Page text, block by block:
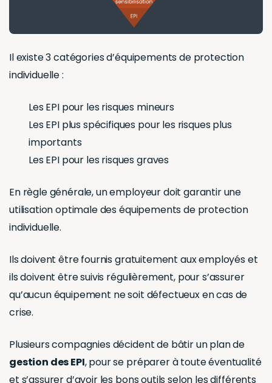
Il existe 3 catégories d’équipements de protection
individuelle :
Les EPI pour les risques mineurs
Les EPI plus spécifiques pour les risques plus
importants
Les EPI pour les risques graves
En règle générale, un employeur doit garantir une
utilisation optimale des équipements de protection
individuelle.
Ils doivent être fournis gratuitement aux employés et
ils doivent être suivis régulièrement, pour s’assurer
qu’aucun équipement ne soit défectueux en cas de
crise.
Plusieurs compagnies décident de bâtir un plan de
gestion des EPI, pour se préparer à toute éventualité
et s’assurer d’avoir les bons outils selon les différents